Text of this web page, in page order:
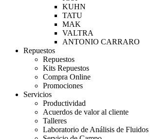
KUHN
TATU
MAK
VALTRA
ANTONIO CARRARO
Repuestos
Repuestos
Kits Repuestos
Compra Online
Promociones
Servicios
Productividad
Acuerdos de valor al cliente
Talleres
Laboratorio de Análisis de